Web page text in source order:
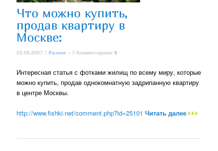
Что можно купить,
продав квартиру в
Москве:
03.09.2007 //Разное » // Комментариев:6
Интересная статья с фотками жилищ по всему миру, которые
можно купить, продав однокомнатную задрипанную квартиру
в центре Москвы.
http://www.fishki.net/comment.php?id=25101 Читать далее